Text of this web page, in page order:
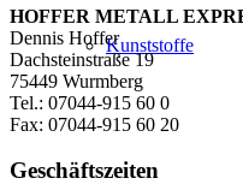
Kunststoffe
HOFFER METALL
Dennis Hoffer
Dachsteinstraße 19
75449 Wurmberg
Tel.: 07044-915 60 0
Fax: 07044-915 60 20
Geschäftszeiten